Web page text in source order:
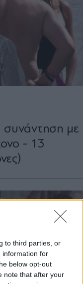
to third parties, or
information for
below opt-out
note that after your
με
- 13